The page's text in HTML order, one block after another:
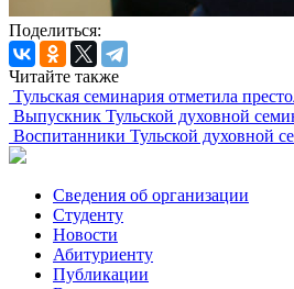
Поделиться:
Читайте также
Тульская семинария отметила
Выпускник Тульской духовной
Воспитанники Тульской духовной
Сведения об организации
Студенту
Новости
Абитуриенту
Публикации